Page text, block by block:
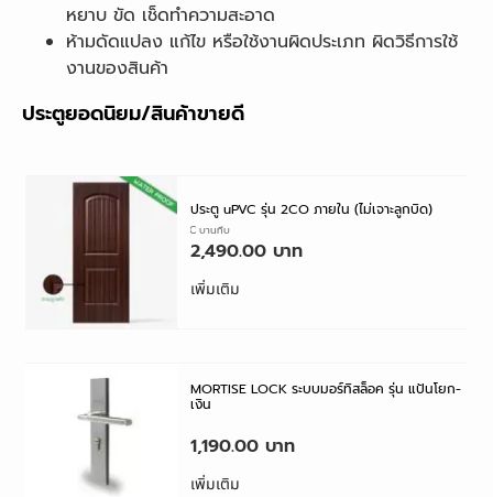
หยาบ ขัด เช็ดทำความสะอาด
ห้ามดัดแปลง แก้ไข หรือใช้งานผิดประเภท ผิดวิธีการใช้
งานของสินค้า
ประตูยอดนิยม/สินค้าขายดี
ประตู uPVC บานทึบ
ประตู uPVC รุ่น 2CO ภายใน (ไม่เจาะลูกบิด)
2,490.00
เพิ่มเติม
MORTISE LOCK ระบบมอร์ทิสล็อค รุ่น แป้นโยก-
เงิน
1,190.00
เพิ่มเติม